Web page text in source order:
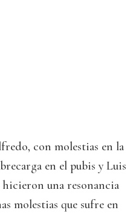
con molestias en la
en el pubis y Luis
hicieron una resonancia
molestias que sufre en